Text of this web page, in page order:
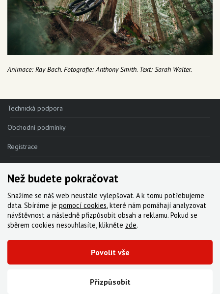
Animace: Ray Bach. Fotografie: Anthony Smith. Text: Sarah Walter.
Technická podpora
Obchodní podmínky
Registrace
Reklamace
Kde nakoupit
Kontakt
Servis
Ke stažení
© 2000-2026 Všechna práva vyhrazena,Cyklo Žitný, s.r.o.|Zásady cookies
Než budete pokračovat
Snažíme se náš web neustále vylepšovat. A k tomu potřebujeme
data. Sbíráme je pomocí cookies, které nám pomáhají analyzovat
návštěvnost a následně přizpůsobit obsah a reklamu. Pokud se
sběrem cookies nesouhlasíte, klikněte zde.
Přizpůsobit
Povolit vše